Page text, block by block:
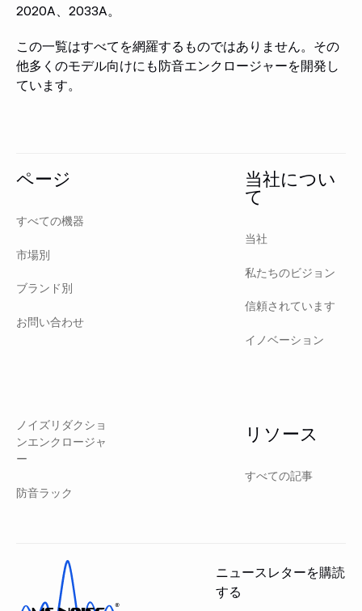
2020A、2033A。
この一覧はすべてを網羅するものではありません。その
他多くのモデル向けにも防音エンクロージャーを開発し
ています。
ページ
すべての機器
市場別
ブランド別
お問い合わせ
ノイズリダクショ
ンエンクロージャ
ー
防音ラック
当社につい
て
当社
私たちのビジョン
信頼されています
イノベーション
リソース
すべての記事
ニュースレターを購読
する